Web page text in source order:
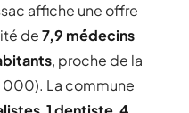
affiche une offre
de7,9 médecins
, proche de la
000). La commune